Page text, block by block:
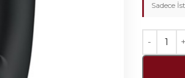
Sadece